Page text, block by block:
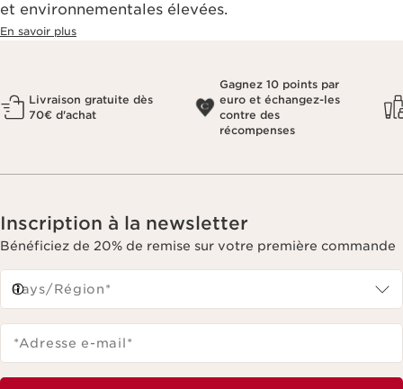
et environnementales élevées.
En savoir plus
Livraison gratuite dès
70€ d'achat
Gagnez 10 points par
euro et échangez-les
contre des
récompenses
Inscription à la newsletter
Bénéficiez de 20% de remise sur votre première commande
Pays/Région*
*Adresse e-mail*